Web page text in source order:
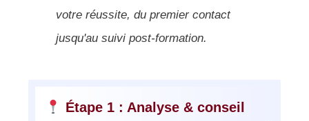
votre réussite, du premier contact
jusqu'au suivi post-formation.
Étape 1 : Analyse & conseil